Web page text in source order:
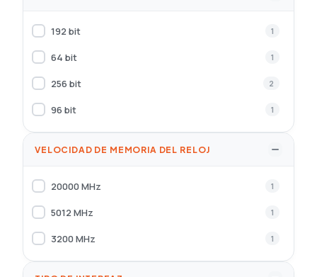
192 bit 1
64 bit 1
256 bit 2
96 bit 1
VELOCIDAD DE MEMORIA DEL RELOJ
20000 MHz 1
5012 MHz 1
3200 MHz 1